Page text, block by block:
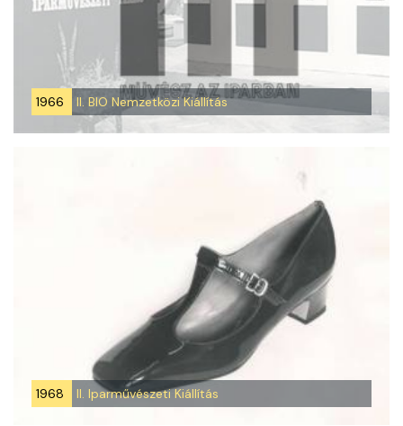
1966 II. BIO Nemzetközi Kiállítás
1968 II. Iparművészeti Kiállítás